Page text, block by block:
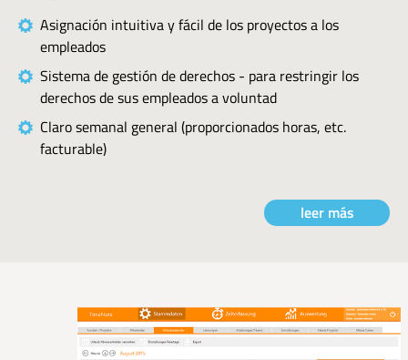
Asignación intuitiva y fácil de los proyectos a los
empleados
Sistema de gestión de derechos - para restringir los
derechos de sus empleados a voluntad
Claro semanal general (proporcionados horas, etc.
facturable)
leer más